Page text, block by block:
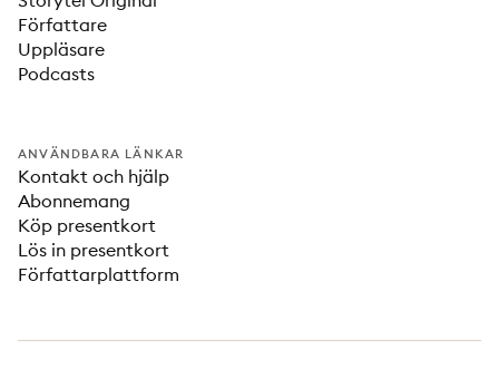
Författare
Uppläsare
Podcasts
ANVÄNDBARA LÄNKAR
Kontakt och hjälp
Abonnemang
Köp presentkort
Lös in presentkort
Författarplattform